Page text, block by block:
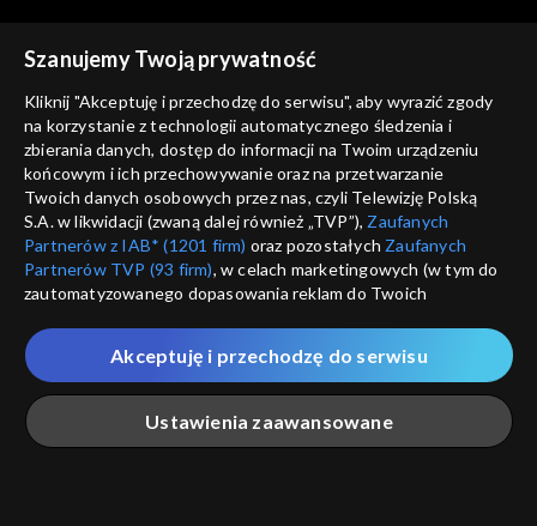
Rodzinny ekspres
11.07.2020
Rodzinny ekspres
04.07.2020
Rodzinny ekspres
27.06.2020
Rodzinny ekspres
20.06.2020
Szanujemy Twoją prywatność
Kliknij "Akceptuję i przechodzę do serwisu", aby wyrazić zgody
na korzystanie z technologii automatycznego śledzenia i
zbierania danych, dostęp do informacji na Twoim urządzeniu
końcowym i ich przechowywanie oraz na przetwarzanie
Twoich danych osobowych przez nas, czyli Telewizję Polską
S.A. w likwidacji (zwaną dalej również „TVP”), Zaufanych
Partnerów z IAB* (1201 firm) oraz pozostałych Zaufanych
Partnerów TVP (93 firm), w celach marketingowych (w tym do
zautomatyzowanego dopasowania reklam do Twoich
które wskazujemy poniżej, a także zgody na udostępnianie
przez nas identyfikatora PPID do Google.
Twoje dane osobowe zbierane podczas odwiedzania przez
Ciebie naszych
poszczególnych serwisówzwanych dalej
„Portalem”, w tym informacje zapisywane za pomocą
Ustawienia zaawansowane
Akceptuję i przechodzę do serwisu